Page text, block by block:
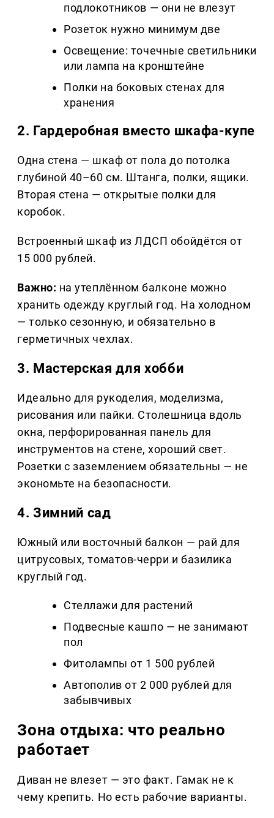
подлокотников — они не влезут
Розеток нужно минимум две
Освещение: точечные светильники
или лампа на кронштейне
Полки на боковых стенах для
хранения
2. Гардеробная вместо шкафа-купе
Одна стена — шкаф от пола до потолка
глубиной 40–60 см. Штанга, полки, ящики.
Вторая стена — открытые полки для
коробок.
Встроенный шкаф из ЛДСП обойдётся от
15 000 рублей.
Важно: на утеплённом балконе можно
хранить одежду круглый год. На холодном
— только сезонную, и обязательно в
герметичных чехлах.
3. Мастерская для хобби
Идеально для рукоделия, моделизма,
рисования или пайки. Столешница вдоль
окна, перфорированная панель для
инструментов на стене, хороший свет.
Розетки с заземлением обязательны — не
экономьте на безопасности.
4. Зимний сад
Южный или восточный балкон — рай для
цитрусовых, томатов-черри и базилика
круглый год.
Стеллажи для растений
Подвесные кашпо — не занимают
пол
Фитолампы от 1 500 рублей
Автополив от 2 000 рублей для
забывчивых
Зона отдыха: что реально
работает
Диван не влезет — это факт. Гамак не к
чему крепить. Но есть рабочие варианты.